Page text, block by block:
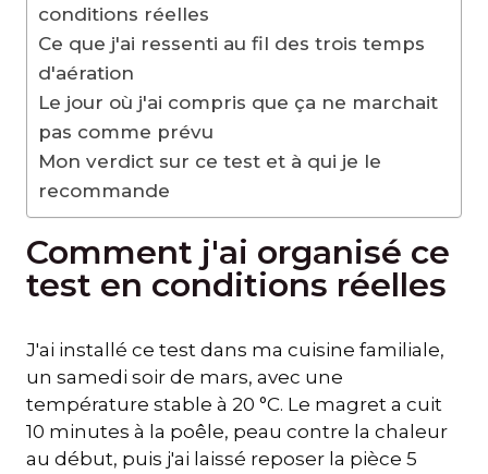
conditions réelles
Ce que j'ai ressenti au fil des trois temps
d'aération
Le jour où j'ai compris que ça ne marchait
pas comme prévu
Mon verdict sur ce test et à qui je le
recommande
Comment j'ai organisé ce
test en conditions réelles
J'ai installé ce test dans ma cuisine familiale,
un samedi soir de mars, avec une
température stable à 20 °C. Le magret a cuit
10 minutes à la poêle, peau contre la chaleur
au début, puis j'ai laissé reposer la pièce 5